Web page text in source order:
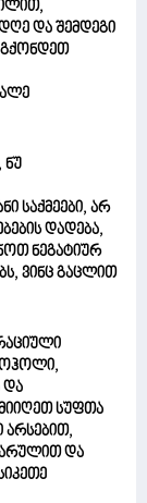
და შემდეგი
გქონდეთ
ნუ
საქმეები, არ
დადება,
ნეგატიურ
ვინც გაცლით
და
სუფთა
და